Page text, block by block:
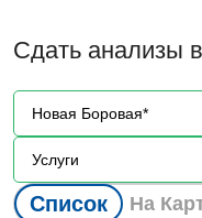
Сдать анализы
Новая Боровая*
Услуги
Список На